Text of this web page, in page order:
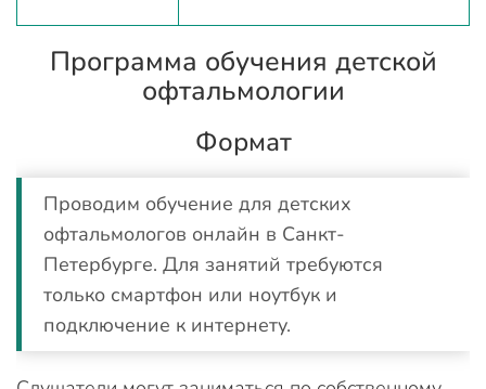
Программа обучения детской
офтальмологии
Формат
Проводим обучение для детских
офтальмологов онлайн в Санкт-
Петербурге. Для занятий требуются
только смартфон или ноутбук и
подключение к интернету.